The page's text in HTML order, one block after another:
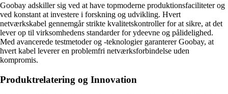
Goobay adskiller sig ved at have topmoderne produktionsfaciliteter og
ved konstant at investere i forskning og udvikling. Hvert
netværkskabel gennemgår strikte kvalitetskontroller for at sikre, at det
lever op til virksomhedens standarder for ydeevne og pålidelighed.
Med avancerede testmetoder og -teknologier garanterer Goobay, at
hvert kabel leverer en problemfri netværksforbindelse uden
kompromis.
Produktrelatering og Innovation